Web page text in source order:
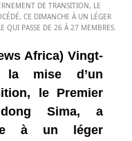
DE TRANSITION, LE
CE DIMANCHE À UN LÉGER
QUI PASSE DE 26 À 27 MEMBRES.
Africa) Vingt-
la mise d’un
le Premier
Sima, a
à un léger